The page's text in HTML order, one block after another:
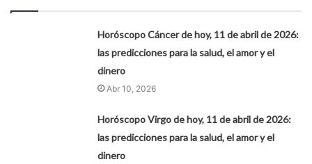
Horóscopo Cáncer de hoy, 11 de abril de 2026:
las predicciones para la salud, el amor y el
dinero
Abr 10, 2026
Horóscopo Virgo de hoy, 11 de abril de 2026:
las predicciones para la salud, el amor y el
dinero